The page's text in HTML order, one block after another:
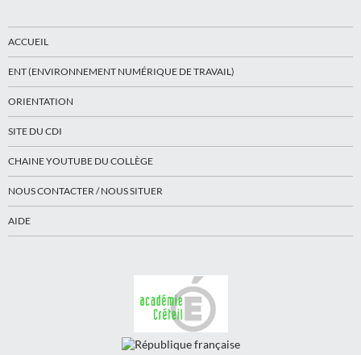
ACCUEIL
ENT (ENVIRONNEMENT NUMÉRIQUE DE TRAVAIL)
ORIENTATION
SITE DU CDI
CHAINE YOUTUBE DU COLLÈGE
NOUS CONTACTER / NOUS SITUER
AIDE